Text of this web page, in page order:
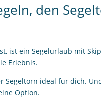
den
ist einSegelurlaub mit
Erlebnis.
Segeltörn ideal für dich.
Option.